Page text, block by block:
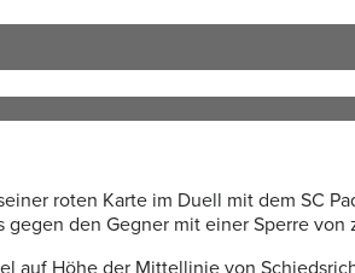
roten Karte im Duell mit dem SC
den Gegner mit einer Sperre
auf Höhe der Mittellinie von